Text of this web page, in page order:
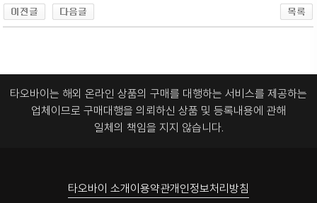
타오바이는 해외 온라인 상품의 구매를 대행하는 서비스를 제공하는
업체이므로 구매대행을 의뢰하신 상품 및 등록내용에 관해
일체의 책임을 지지 않습니다.
타오바이 소개이용약관개인정보처리방침